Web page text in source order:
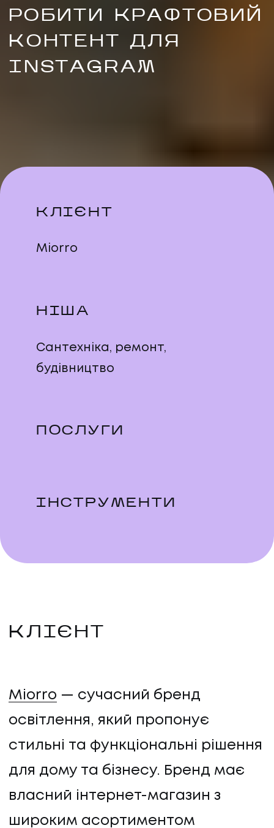
РОБИТИ КРАФТОВИЙ
КОНТЕНТ ДЛЯ
INSTAGRAM
КЛІЄНТ
Miorro
НІША
Сантехніка, ремонт,
будівництво
ПОСЛУГИ
ІНСТРУМЕНТИ
КЛІЄНТ
Miorro — сучасний бренд
освітлення, який пропонує
стильні та функціональні рішення
для дому та бізнесу. Бренд має
власний інтернет-магазин з
широким асортиментом
Політика конфіденційності